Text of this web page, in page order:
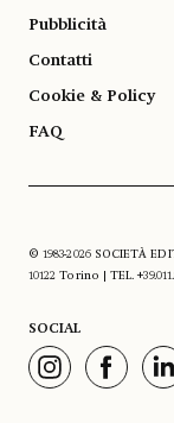
Pubblicità
Contatti
Cookie & Policy
FAQ
© 1983-2026 SOCIETÀ
10122 Torino | TEL.
SOCIAL